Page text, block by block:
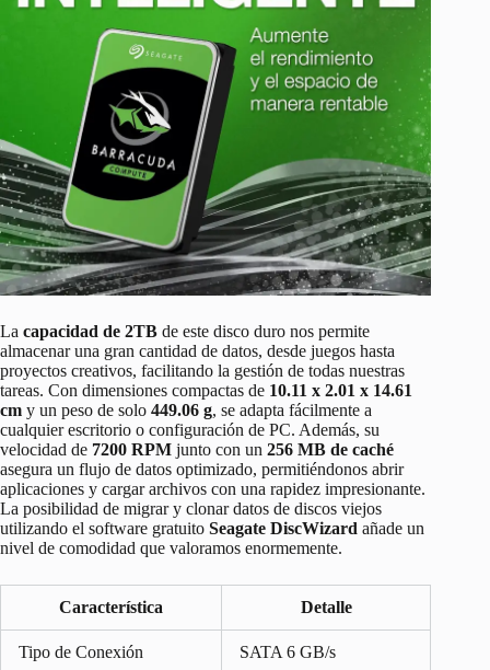
La capacidad de 2TB de este disco duro nos permite
almacenar una gran cantidad de datos, desde juegos hasta
proyectos creativos, facilitando la gestión de todas nuestras
tareas. Con dimensiones compactas de 10.11 x 2.01 x 14.61
cm y un peso de solo 449.06 g, se adapta fácilmente a
cualquier escritorio o configuración de PC. Además, su
velocidad de 7200 RPM junto con un 256 MB de caché
asegura un flujo de datos optimizado, permitiéndonos abrir
aplicaciones y cargar archivos con una rapidez impresionante.
La posibilidad de migrar y clonar datos de discos viejos
utilizando el software gratuito Seagate DiscWizard añade un
nivel de comodidad que valoramos enormemente.
Característica Detalle
Tipo de Conexión SATA 6 GB/s